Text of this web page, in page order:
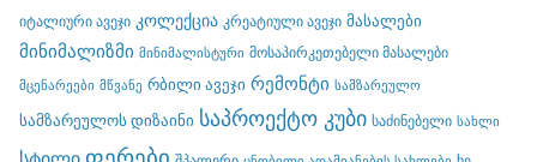
იტალიური ავეჯი კოლექცია კრეატიული ავეჯი მასალები
მინიმალიზმი მინიმალისტური მოსაპირკეთებელი მასალები
მცენარეები მწვანე რბილი ავეჯი რემონტი სამზარეულო
სამზარეულოს დიზაინი საპროექტო კუბი საძინებელი სახლი